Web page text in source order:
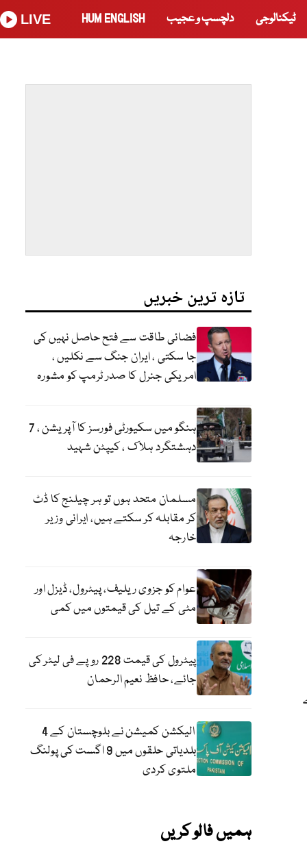
ٹیکنالوجی دلچسپ و عجیب HUM ENGLISH
LIVE
تازہ ترین خبریں
فضائی طاقت سے فتح حاصل نہیں کی
جا سکتی ، ایران جنگ سے نکلیں ،
امریکی جنرل کا صدر ٹرمپ کو مشورہ
ہنگو میں سکیورٹی فورسز کا آپریشن ، 7
دہشتگرد ہلاک ، کیپٹن شہید
مسلمان متحد ہوں تو ہر چیلنج کا ڈٹ
کر مقابلہ کر سکتے ہیں، ایرانی وزیر
خارجہ
عوام کو جزوی ریلیف، پیٹرول، ڈیزل اور
مٹی کے تیل کی قیمتوں میں کمی
پیٹرول کی قیمت 228 روپے فی لیٹر کی
جائے، حافظ نعیم الرحمان
الیکشن کمیشن نے بلوچستان کے 4
بلدیاتی حلقوں میں 9 اگست کی پولنگ
ملتوی کردی
ہمیں فالو کریں